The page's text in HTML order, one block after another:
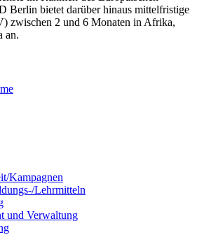
Berlin bietet darüber hinaus mittelfristige
zwischen 2 und 6 Monaten in Afrika,
an.
Kampagnen
Lehrmitteln
und Verwaltung